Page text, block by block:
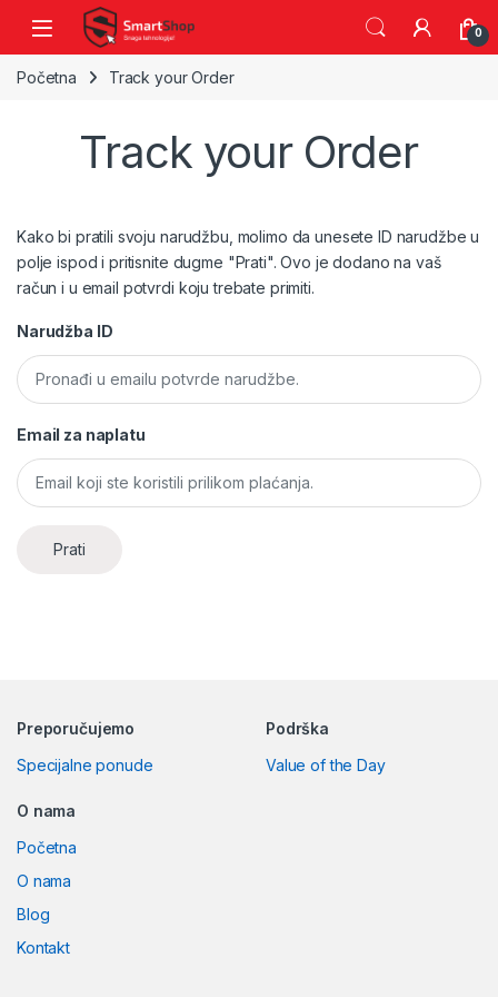
Skip to navigation
Skip to content
0
Početna Track your Order
Track your Order
Kako bi pratili svoju narudžbu, molimo da unesete ID narudžbe u
polje ispod i pritisnite dugme "Prati". Ovo je dodano na vaš
račun i u email potvrdi koju trebate primiti.
Narudžba ID
Email za naplatu
Prati
Preporučujemo
Specijalne ponude
Podrška
Value of the Day
O nama
Početna
O nama
Blog
Kontakt